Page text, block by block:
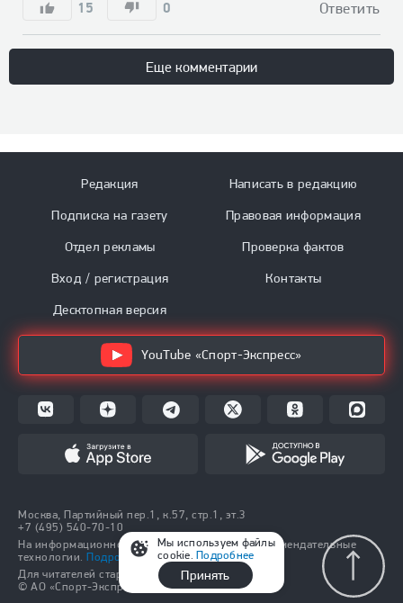
15 0 Ответить
Еще комментарии
Редакция
Подписка на газету
Отдел рекламы
Вход / регистрация
Десктопная версия
Написать в редакцию
Правовая информация
Проверка фактов
Контакты
YouTube «Спорт-Экспресс»
Москва, Партийный пер.1, к.57, стр.1, эт.3
+7 (495) 540-70-10
На информационном ресурсе применяются рекомендательные
технологии.Подробнее.
Для читателей старше 18 лет.
© АО «Спорт-Экспресс», 1991–2026.
Мы используем файлы
cookie.Подробнее
Принять